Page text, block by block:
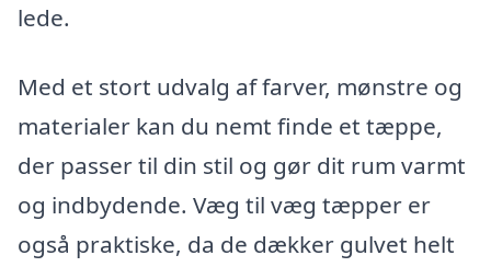
lede.
Med et stort udvalg af farver, mønstre og
materialer kan du nemt finde et tæppe,
der passer til din stil og gør dit rum varmt
og indbydende. Væg til væg tæpper er
også praktiske, da de dækker gulvet helt